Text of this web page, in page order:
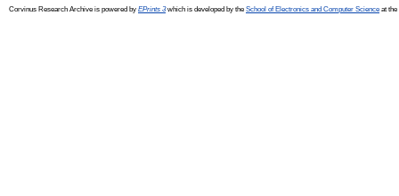
Corvinus Research Archive is powered by EPrints 3which is developed by the School of Electronics and Computer Science at